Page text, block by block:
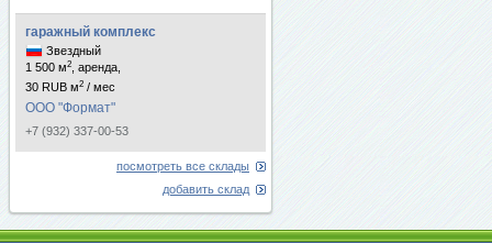
гаражный комплекс
Звездный
1 500 м2
, аренда,
30 RUB м2 / мес
ООО "Формат"
+7 (932) 337-00-53
посмотреть все склады
добавить склад